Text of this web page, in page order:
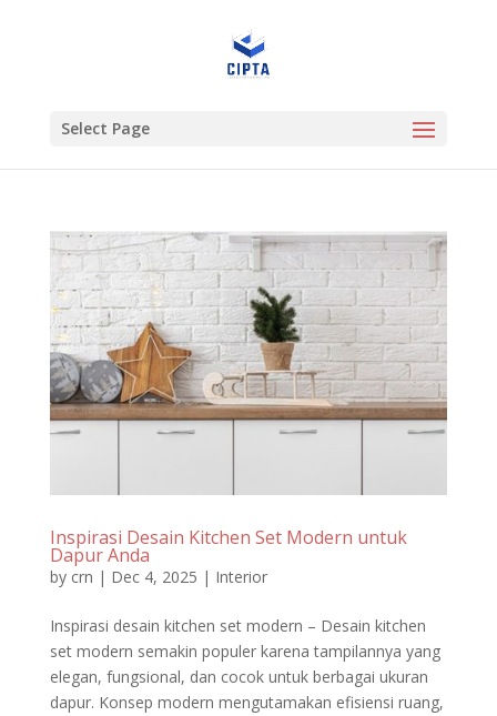
Select Page
Inspirasi Desain Kitchen Set Modern untuk
Dapur Anda
by crn | Dec 4, 2025 | Interior
Inspirasi desain kitchen set modern – Desain kitchen
set modern semakin populer karena tampilannya yang
elegan, fungsional, dan cocok untuk berbagai ukuran
dapur. Konsep modern mengutamakan efisiensi ruang,